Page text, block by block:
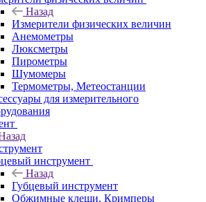
Назад
Измерители физических величин
Анемометры
Люксметры
Пирометры
Шумомеры
Термометры, Метеостанции
для измерительного
инструмент
Назад
Губцевый инструмент
Обжимные клещи, Кримперы